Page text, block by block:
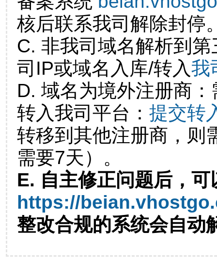
核后联系我司解除封停
C. 非我司域名解析到
司IP或域名入库/转入我
D. 域名为境外注册商
转入我司平台： 提交转
转移到其他注册商，则
需要7天）。
E. 自主修正问题后，可
https://
整改合规的系统会自动